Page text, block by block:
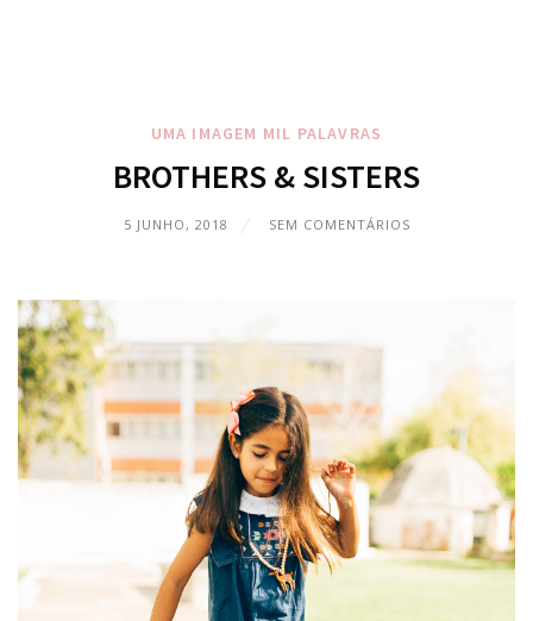
UMA IMAGEM MIL PALAVRAS
BROTHERS & SISTERS
5 JUNHO, 2018 SEM COMENTÁRIOS